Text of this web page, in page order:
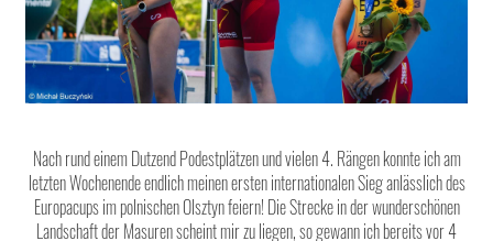
Nach rund einem Dutzend Podestplätzen und vielen 4. Rängen konnte ich am
letzten Wochenende endlich meinen ersten internationalen Sieg anlässlich des
Europacups im polnischen Olsztyn feiern! Die Strecke in der wunderschönen
Landschaft der Masuren scheint mir zu liegen, so gewann ich bereits vor 4